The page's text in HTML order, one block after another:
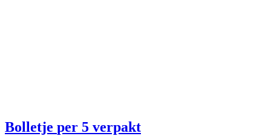
Bolletje per 5 verpakt